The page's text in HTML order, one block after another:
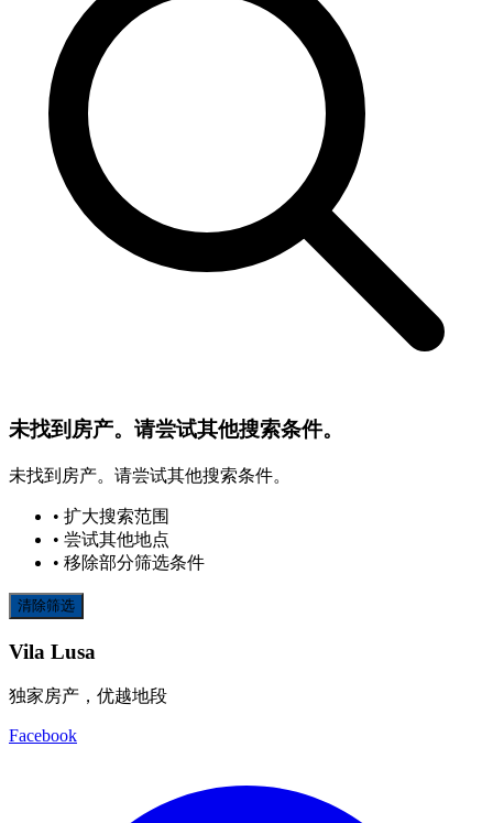
未找到房产。请尝试其他搜索条件。
未找到房产。请尝试其他搜索条件。
• 扩大搜索范围
• 尝试其他地点
• 移除部分筛选条件
清除筛选
Vila Lusa
独家房产，优越地段
Facebook